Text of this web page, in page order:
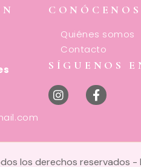
CONÓCENOS
Quiénes somos
Contacto
SÍGUENOS
los derechos reservados -